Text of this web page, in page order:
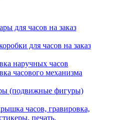
для часов на заказ
для часов на заказ
наручных часов
часового механизма
(подвижные фигуры)
часов, гравировка,
печать.